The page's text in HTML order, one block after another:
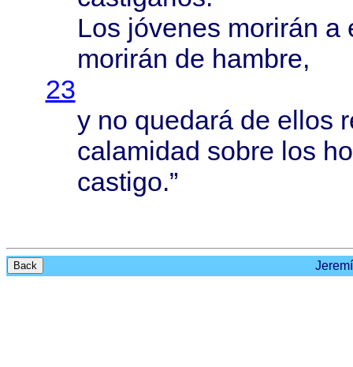
Los jóvenes morirán a
morirán de hambre,
23
y no quedaráde ellos
calamidad sobre los
castigo.”
Back